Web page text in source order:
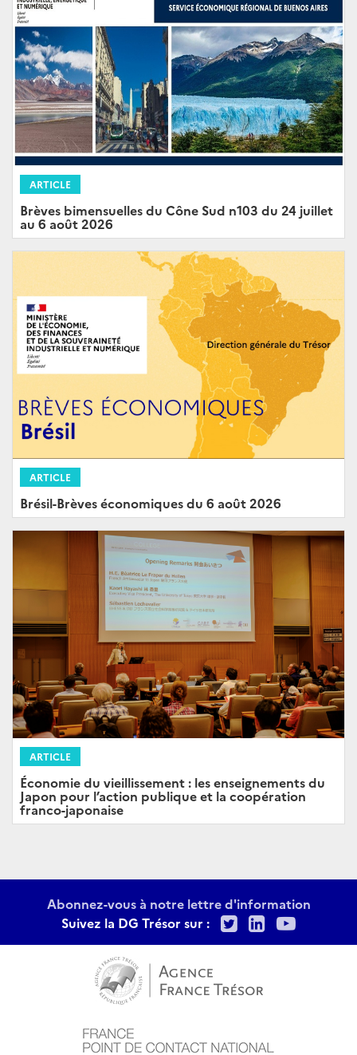
ARTICLE
Brèves bimensuelles du Cône Sud n103 du 24 juillet
au 6 août 2026
ARTICLE
Brésil-Brèves économiques du 6 août 2026
ARTICLE
Économie du vieillissement : les enseignements du
Japon pour l’action publique et la coopération
franco-japonaise
Abonnez-vous à notre lettre d'information
Suivez la DG Trésor sur :
TwitterLinkedIn